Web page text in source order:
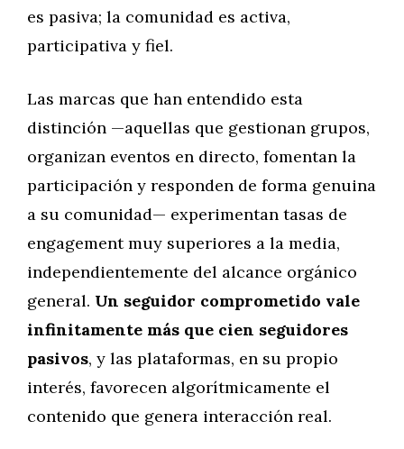
es pasiva; la comunidad es activa,
participativa y fiel.
Las marcas que han entendido esta
distinción —aquellas que gestionan grupos,
organizan eventos en directo, fomentan la
participación y responden de forma genuina
a su comunidad— experimentan tasas de
engagement muy superiores a la media,
independientemente del alcance orgánico
general. Un seguidor comprometido vale
infinitamente más que cien seguidores
pasivos, y las plataformas, en su propio
interés, favorecen algorítmicamente el
contenido que genera interacción real.